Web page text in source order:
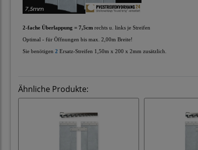
2-fache Überlappung = 7,5cm rechts u. links je Streifen
Optimal - für Öffnungen bis max. 2,00m Breite!
Sie benötigen 2 Ersatz-Streifen 1,50m x 200 x 2mm zusätzlich.
Ähnliche Produkte: